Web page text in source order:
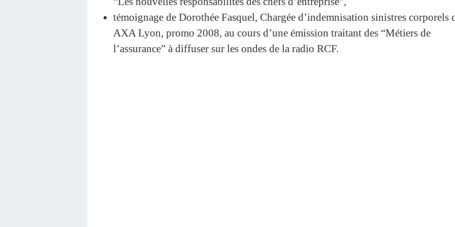
témoignage de Dorothée Fasquel, Chargée d’indemnisation sinistres corporels
AXA Lyon, promo 2008, au cours d’une émission traitant des “Métiers de
l’assurance” à diffuser sur les ondes de la radio RCF.